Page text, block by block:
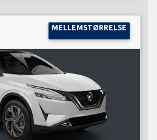
MELLEMSTØRRELSE